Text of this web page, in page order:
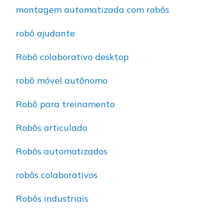
montagem automatizada com robôs
robô ajudante
Robô colaborativo desktop
robô móvel autônomo
Robô para treinamento
Robôs articulado
Robôs automatizados
robôs colaborativos
Robôs industriais